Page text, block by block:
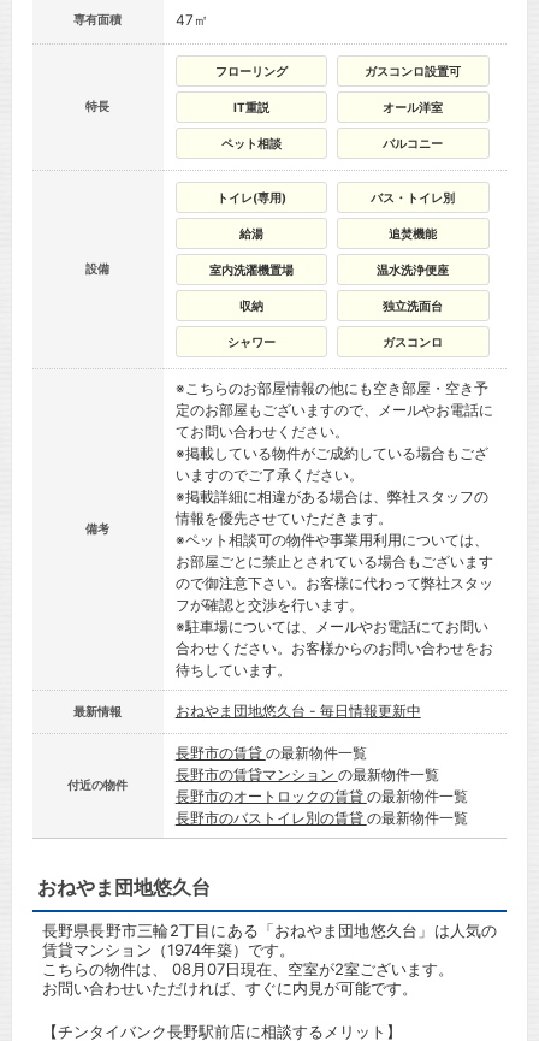
専有面積 47㎡
特長
フローリング ガスコンロ設置可
IT重説 オール洋室
ペット相談 バルコニー
設備
トイレ(専用) バス・トイレ別
給湯 追焚機能
室内洗濯機置場 温水洗浄便座
収納 独立洗面台
シャワー ガスコンロ
備考
※こちらのお部屋情報の他にも空き部屋・空き予
定のお部屋もございますので、メールやお電話に
てお問い合わせください。
※掲載している物件がご成約している場合もござ
いますのでご了承ください。
※掲載詳細に相違がある場合は、弊社スタッフの
情報を優先させていただきます。
※ペット相談可の物件や事業用利用については、
お部屋ごとに禁止とされている場合もございます
ので御注意下さい。お客様に代わって弊社スタッ
フが確認と交渉を行います。
※駐車場については、メールやお電話にてお問い
合わせください。お客様からのお問い合わせをお
待ちしています。
最新情報 おねやま団地悠久台 - 毎日情報更新中
付近の物件
長野市の賃貸 の最新物件一覧
長野市の賃貸マンション の最新物件一覧
長野市のオートロックの賃貸 の最新物件一覧
長野市のバストイレ別の賃貸 の最新物件一覧
おねやま団地悠久台
長野県長野市三輪2丁目にある「おねやま団地悠久台」は人気の
賃貸マンション（1974年築）です。
こちらの物件は、 08月07日現在、空室が2室ございます。
お問い合わせいただければ、すぐに内見が可能です。
【チンタイバンク長野駅前店に相談するメリット】